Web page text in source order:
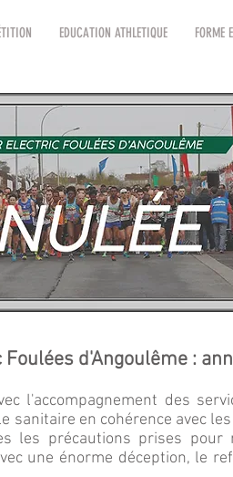
EDUCATION ATHLETIQUE FORME
d'Angoulême :
l'accompagnement des
en cohérence avec
les précautions prises
une énorme déception, le